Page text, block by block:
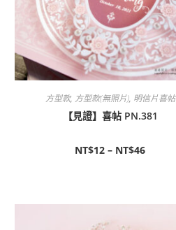
方型款, 方型款(無照片), 明信片喜帖
【見證】喜帖 PN.381
NT$12 – NT$46